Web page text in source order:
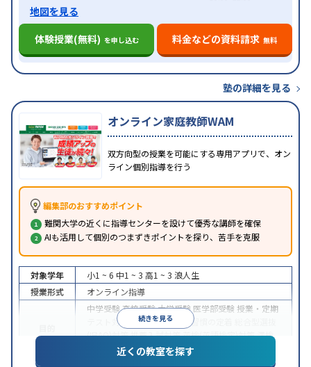
地図を見る
体験授業(無料) を申し込む 料金などの資料請求 無料
塾の詳細を見る
オンライン家庭教師WAM
双方向型の授業を可能にする専用アプリで、オン
ライン個別指導を行う
編集部のおすすめポイント
難関大学の近くに指導センターを設けて優秀な講師を確保
AIも活用して個別のつまずきポイントを探り、苦手を克服
続きを見る
対象学年 小1 ~ 6 中1 ~ 3 高1 ~ 3 浪人生
授業形式
オンライン指導
中学受験高校受験大学受験 医学部受験 授業・定期
テスト対策
内申点対策 学習習慣の定着
(旧AO)対策推薦入試対策英検(英語検定)対策漢検
(漢字検定)対策
中高一貫校生に対応成績保証制度あり授業の振替
近くの教室を探す